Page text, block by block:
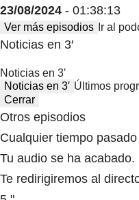
23/08/2024 - 01:38:13
Ver más episodios Ir al
Noticias en 3′
Noticias en 3′
Noticias en 3′ Últimos
Cerrar
Otros episodios
Cualquier tiempo
Tu audio se ha acabado.
Te redirigiremos al